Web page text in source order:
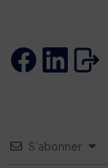
S’abonner